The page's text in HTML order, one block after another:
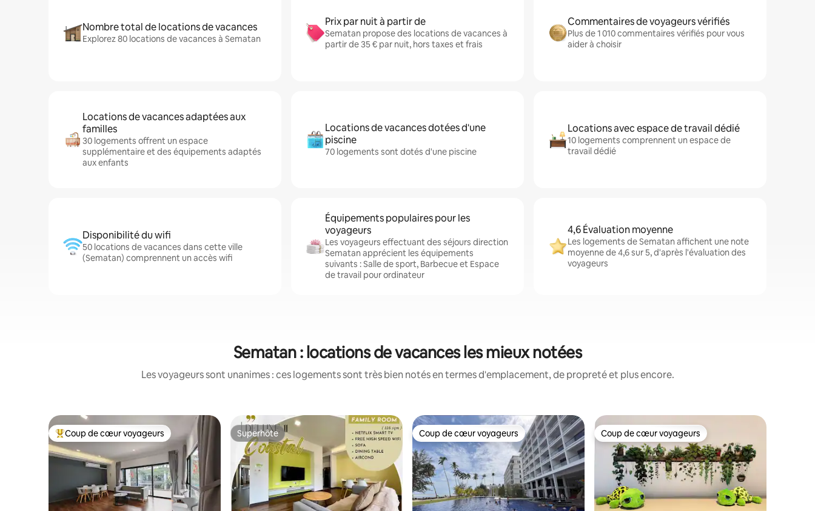
Nombre total de locations de vacances
Explorez 80 locations de vacances à Sematan
Prix par nuit à partir de
Sematan propose des locations de vacances à
partir de 35 € par nuit, hors taxes et frais
Commentaires de voyageurs vérifiés
Plus de 1 010 commentaires vérifiés pour vous
aider à choisir
Locations de vacances adaptées aux
familles
30 logements offrent un espace
supplémentaire et des équipements adaptés
aux enfants
Locations de vacances dotées d'une
piscine
70 logements sont dotés d'une piscine
Locations avec espace de travail dédié
10 logements comprennent un espace de
travail dédié
Disponibilité du wifi
50 locations de vacances dans cette ville
(Sematan) comprennent un accès wifi
Équipements populaires pour les
voyageurs
Les voyageurs effectuant des séjours direction
Sematan apprécient les équipements
suivants : Salle de sport, Barbecue et Espace
de travail pour ordinateur
4,6 Évaluation moyenne
Les logements de Sematan affichent une note
moyenne de 4,6 sur 5, d'après l'évaluation des
voyageurs
Sematan : locations de vacances les mieux notées
Les voyageurs sont unanimes : ces logements sont très bien notés en termes d'emplacement, de propreté et plus encore.
Coups de cœur voyageurs les plus appréciés
Coup de cœur voyageurs Superhôte
Superhôte Coup de cœur voyageurs
Coup de cœur voyageurs Coup de cœur voyageurs
Coup de cœur voyageurs